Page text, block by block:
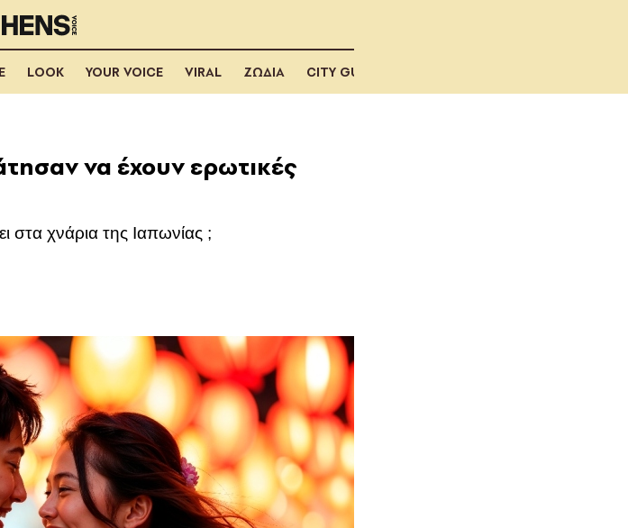
LOOK YOUR VOICE VIRAL ΖΩΔΙΑ CITY GUIDE
να έχουν ερωτικές
στα χνάρια της Ιαπωνίας ;